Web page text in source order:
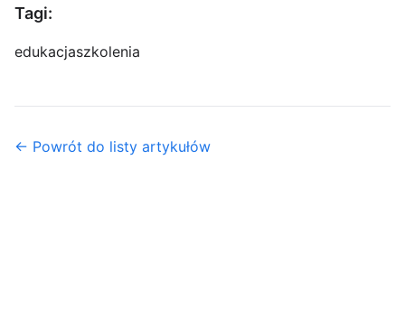
Tagi:
edukacjaszkolenia
← Powrót do listy artykułów